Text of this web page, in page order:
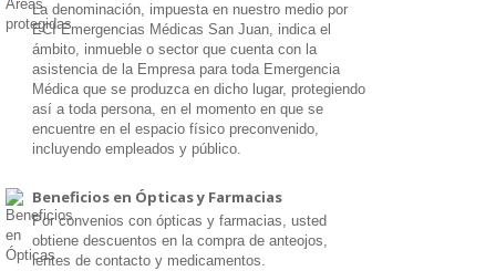
La denominación, impuesta en nuestro medio por
ECI Emergencias Médicas San Juan, indica el
ámbito, inmueble o sector que cuenta con la
asistencia de la Empresa para toda Emergencia
Médica que se produzca en dicho lugar, protegiendo
así a toda persona, en el momento en que se
encuentre en el espacio físico preconvenido,
incluyendo empleados y público.
Beneficios en Ópticas y Farmacias
Por convenios con ópticas y farmacias, usted
obtiene descuentos en la compra de anteojos,
lentes de contacto y medicamentos.